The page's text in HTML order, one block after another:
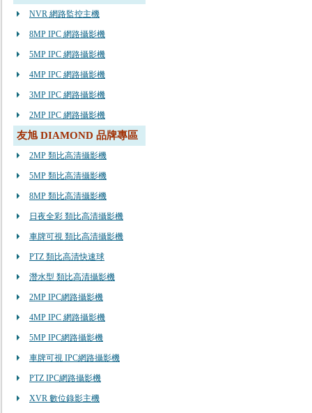
NVR 網路監控主機
8MP IPC 網路攝影機
5MP IPC 網路攝影機
4MP IPC 網路攝影機
3MP IPC 網路攝影機
2MP IPC 網路攝影機
友旭 DIAMOND 品牌專區
2MP 類比高清攝影機
5MP 類比高清攝影機
8MP 類比高清攝影機
日夜全彩 類比高清攝影機
車牌可視 類比高清攝影機
PTZ 類比高清快速球
潛水型 類比高清攝影機
2MP IPC網路攝影機
4MP IPC 網路攝影機
5MP IPC網路攝影機
車牌可視 IPC網路攝影機
PTZ IPC網路攝影機
XVR 數位錄影主機